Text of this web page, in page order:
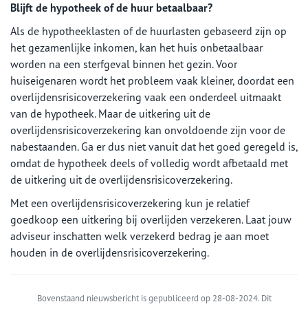
Blijft de hypotheek of de huur betaalbaar?
Als de hypotheeklasten of de huurlasten gebaseerd zijn op
het gezamenlijke inkomen, kan het huis onbetaalbaar
worden na een sterfgeval binnen het gezin. Voor
huiseigenaren wordt het probleem vaak kleiner, doordat een
overlijdensrisicoverzekering vaak een onderdeel uitmaakt
van de hypotheek. Maar de uitkering uit de
overlijdensrisicoverzekering kan onvoldoende zijn voor de
nabestaanden. Ga er dus niet vanuit dat het goed geregeld is,
omdat de hypotheek deels of volledig wordt afbetaald met
de uitkering uit de overlijdensrisicoverzekering.
Met een overlijdensrisicoverzekering kun je relatief
goedkoop een uitkering bij overlijden verzekeren. Laat jouw
adviseur inschatten welk verzekerd bedrag je aan moet
houden in de overlijdensrisicoverzekering.
Bovenstaand nieuwsbericht is gepubliceerd op 28-08-2024. Dit